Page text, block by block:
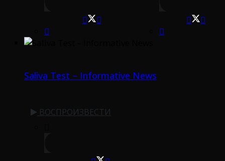
Saliva Test – Informative News
ВОСПРОИЗВЕСТИ